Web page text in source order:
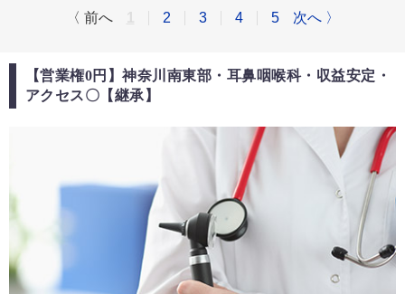
〈 前へ 2 3 4 5 次へ 〉
【営業権0円】神奈川南東部・耳鼻咽喉科・収益安定・
アクセス〇【継承】